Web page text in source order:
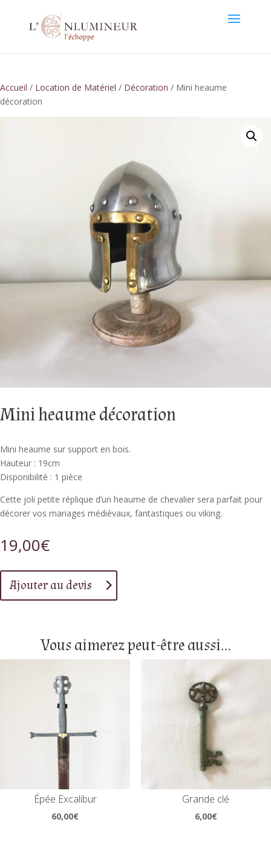
Accueil / Location de Matériel / Décoration / Mini heaume
décoration
Mini heaume décoration
Mini heaume sur support en bois.
Hauteur : 19cm
Disponibilité : 1 pièce
Cette joli petite réplique d’un heaume de chevalier sera parfait pour
décorer vos mariages médiévaux, fantastiques ou viking.
19,00€
Ajouter au devis
Vous aimerez peut-être aussi…
Épée Excalibur
60,00€
Grande clé
6,00€